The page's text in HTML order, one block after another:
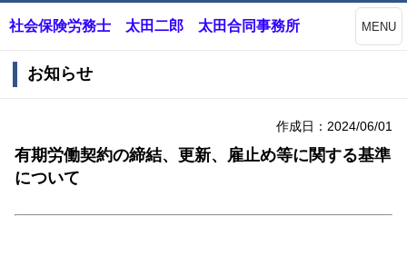
社会保険労務士 太田二郎 太田合同事務所 MENU
お知らせ
作成日：2024/06/01
有期労働契約の締結、更新、雇止め等に関する基準
について